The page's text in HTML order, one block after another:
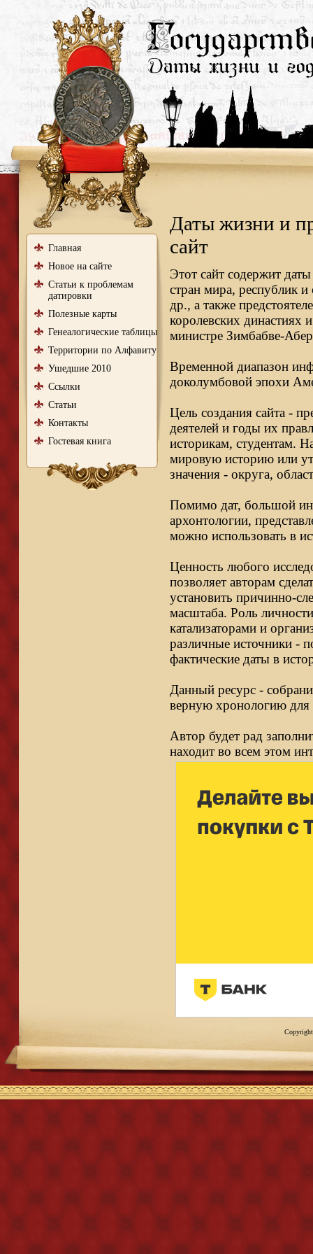
Главная
Новое на сайте
Статьи к проблемам
датировки
Полезные карты
Генеалогические таблицы
Территории по Алфавиту
Ушедшие 2010
Ссылки
Статьи
Контакты
Гостевая книга
Даты жизни и
сайт
Этот сайт содержит
стран мира, республик и
др., а также
королевских династиях
министре Зимбабве-
Временной диапазон
доколумбовой эпохи
Цель создания сайта -
деятелей и годы их
историкам, студентам.
мировую историю или
значения - округа,
Помимо дат, большой
архонтологии,
можно использовать в
Ценность любого
позволяет авторам
установить причинно-
масштаба. Роль
катализаторами и
различные источники -
фактические даты в
Данный ресурс -
верную хронологию для
Автор будет рад
находит во всем этом
Copyright